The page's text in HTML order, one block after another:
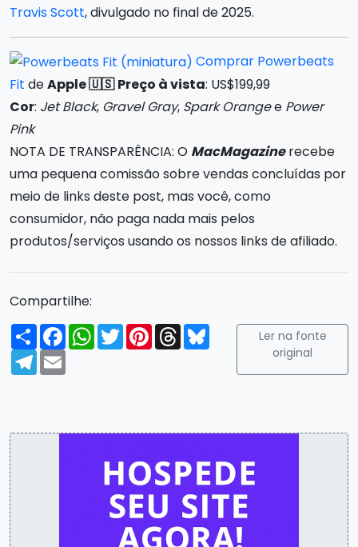
Travis Scott, divulgado no final de 2025.
Comprar Powerbeats
Fit deApple 🇺🇸 Preço à vista: US$199,99
Cor: Jet Black, Gravel Gray, Spark Orangee Power
Pink
NOTA DE TRANSPARÊNCIA: O MacMagazinerecebe
uma pequena comissão sobre vendas concluídas por
meio de links deste post, mas você, como
consumidor, não paga nada mais pelos
produtos/serviços usando os nossos links de afiliado.
Compartilhe:
Compartilhar
FacebookWhatsApp
TwitterPinterest
ThreadsBluesky
Telegram
Email
Ler na fonte
original